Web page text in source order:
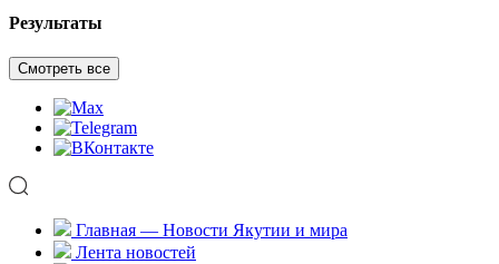
Результаты
Смотреть все
Главная — Новости Якутии и мира
Лента новостей